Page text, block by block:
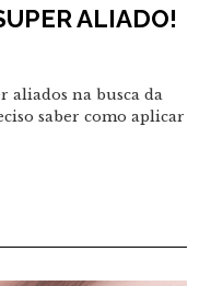
ALIADO!
aliados na busca da
saber como aplicar